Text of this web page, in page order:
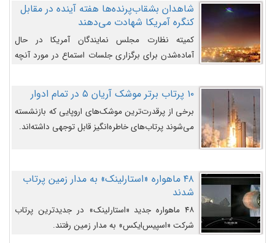
شاهدان بشقاب‌پرنده‌ها هفته آینده در مقابل
کنگره آمریکا شهادت می‌دهند
کمیته نظارت مجلس نمایندگان آمریکا در حال
آماده‌شدن برای برگزاری جلسات استماع در مورد آنچه
می‌دانند، است و قرار است افشاگران یوفوها هفته آینده
در مقابل آنها شهادت دهند.۱۰ پرتاب برتر موشک آریان ۵ در تمام ادوار
برخی از پرقدرت‌ترین موشک‌های اروپایی که بازنشسته
می‌شوند پرتاب‌های خاطره‌انگیز قابل توجهی داشته‌اند.
۴۸ ماهواره «استارلینک» به مدار زمین پرتاب
شدند
۴۸ ماهواره جدید «استارلینک» در جدیدترین پرتاب
شرکت «اسپیس‌ایکس» به مدار زمین رفتند.